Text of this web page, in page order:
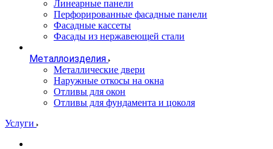
Линеарные панели
Перфорированные фасадные панели
Фасадные кассеты
Фасады из нержавеющей стали
Металлоизделия
Металлические двери
Наружные откосы на окна
Отливы для окон
Отливы для фундамента и цоколя
Услуги